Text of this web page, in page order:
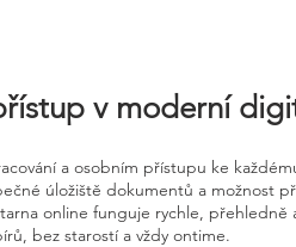
v moderní
a osobním přístupu ke
úložiště dokumentů a možnost
online funguje rychle, přehledně
bez starostí a vždy ontime.